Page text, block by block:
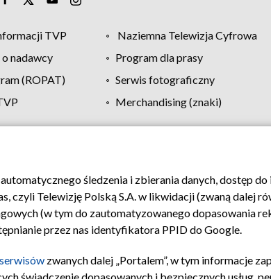
TVP Naziemna Telewizja Cyfrowa
nadawcy
Program dla prasy
(ROPAT)
Serwis fotograficzny
Merchandising (znaki)
zgody Pomoc Biuro reklamy Kontakt
śledzenia i zbierania danych, dostęp
Telewizję Polską S.A. w likwidacji (zwaną dalej
(w tym do zautomatyzowanego dopasowania
przez nas identyfikatora PPID do Google.
zwanych dalej „Portalem”, w tym informacje